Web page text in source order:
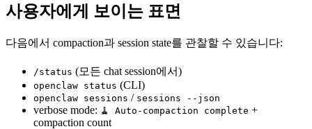
사용자에게 보이는 표면
다음에서 compaction과 session state를 관찰할 수 있습니다:
/status (모든 chat session에서)
openclaw status (CLI)
openclaw sessions / sessions --json
verbose mode: 🧹 Auto-compaction complete +
compaction count